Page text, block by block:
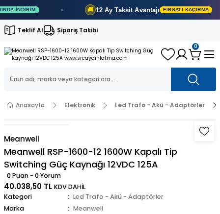
12 AyTaksit Avantajı FIRSATI KAÇIRMA
Teklif Al Sipariş Takibi
0
Anasayfa Elektronik Led Trafo - Akü - Adaptörler
Meanwell
Meanwell RSP-1600-12 1600W Kapalı Tip
Switching Güç Kaynağı 12VDC 125A
0 Puan - 0 Yorum
40.038,50 TL KDV DAHİL
Kategori
Led Trafo - Akü - Adaptörler
Marka
Meanwell